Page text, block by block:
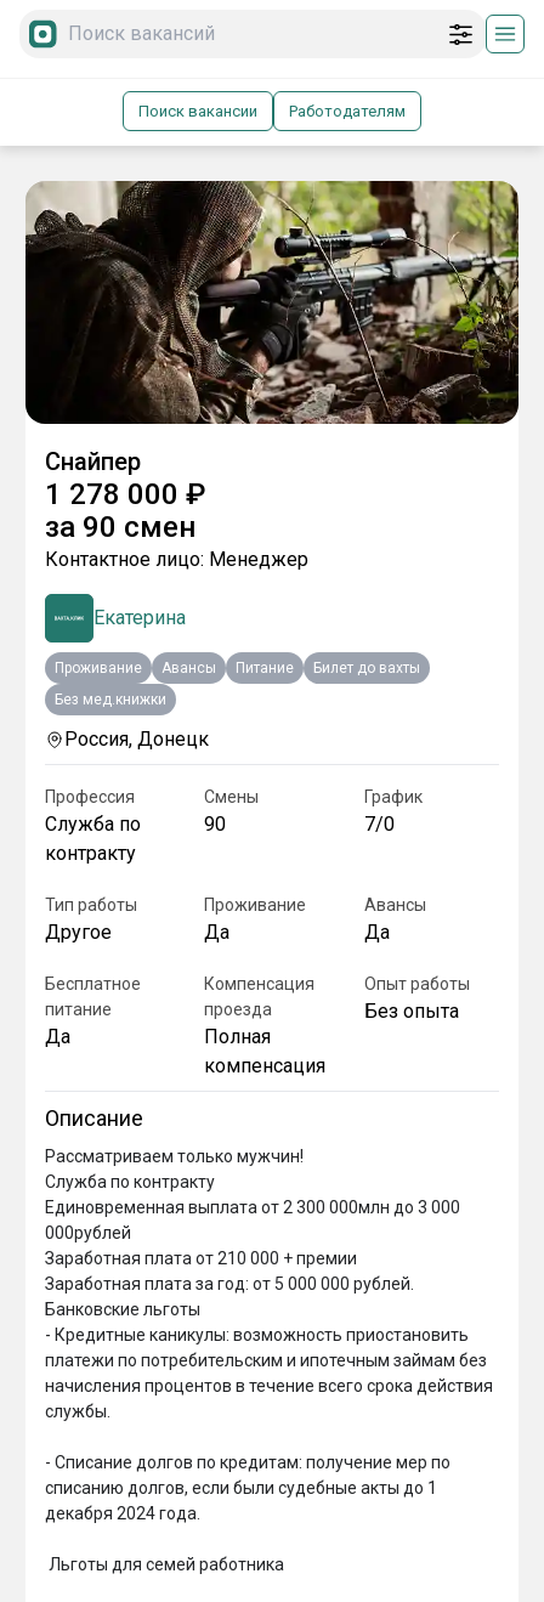
Поиск вакансии Работодателям
Снайпер
1 278 000 ₽
за 90 смен
Контактное лицо: Менеджер
Екатерина
Проживание Авансы Питание
Билет до вахты
Без мед.книжки
Россия, Донецк
Профессия
Служба по
контракту
Смены
90
График
7/0
Тип работы
Другое
Проживание
Да
Авансы
Да
Бесплатное
питание
Да
Компенсация
проезда
Полная
компенсация
Опыт работы
Без опыта
Описание
Рассматриваем только мужчин!
Служба по контракту
Единовременная выплата от 2 300 000млн до 3 000
000рублей
Заработная плата от 210 000 + премии
Заработная плата за год: от 5 000 000 рублей.
Банковские льготы
- Кредитные каникулы: возможность приостановить
платежи по потребительским и ипотечным займам без
начисления процентов в течение всего срока действия
службы.
- Списание долгов по кредитам: получение мер по
списанию долгов, если были судебные акты до 1
декабря 2024 года.